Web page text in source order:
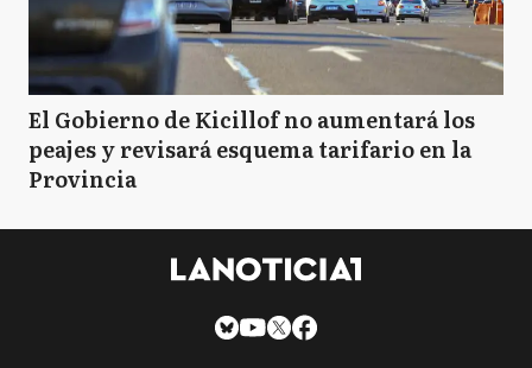
El Gobierno de Kicillof no aumentará los
peajes y revisará esquema tarifario en la
Provincia